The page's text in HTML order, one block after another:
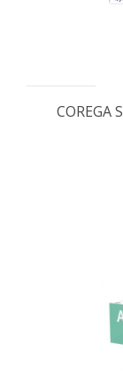
COREGA